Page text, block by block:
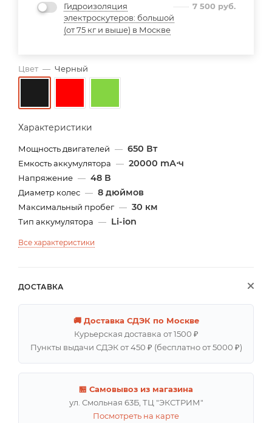
Цвет — Черный
Характеристики
Мощность двигателей — 650 Вт
Емкость аккумулятора — 20000 mА⋅ч
Напряжение — 48 В
Диаметр колес — 8 дюймов
Максимальный пробег — 30 км
Тип аккумулятора — Li-ion
Все характеристики
ДОСТАВКА
🚚 Доставка СДЭК по Москве
Курьерская доставка от 1500 ₽
Пункты выдачи СДЭК от 450 ₽ (бесплатно от 5000 ₽)
🏪 Самовывоз из магазина
ул. Смольная 63Б, ТЦ "ЭКСТРИМ"
Посмотреть на карте
Гидроизоляция
электроскутеров: большой
(от 75 кг и выше) в Москве
7 500 руб.